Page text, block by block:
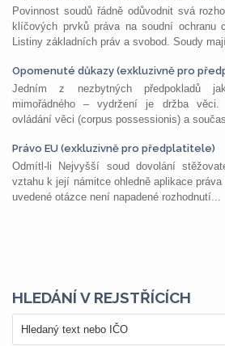
Povinnost soudů řádně odůvodnit svá
klíčových prvků práva na soudní ochranu
Listiny základních práv a svobod. Soudy
Opomenuté důkazy (exkluzivně pro
Jedním z nezbytných předpokladů
mimořádného – vydržení je držba věci.
ovládání věci (corpus possessionis) a
Právo EU (exkluzivně pro předplatitele)
Odmítl-li Nejvyšší soud dovolání
vztahu k její námitce ohledně aplikace
uvedené otázce není napadené rozhodnutí...
HLEDÁNÍ V REJSTŘÍCÍCH